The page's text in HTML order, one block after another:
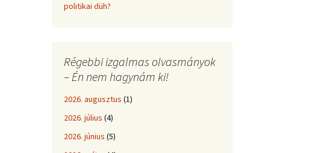
politikai düh?
Régebbi izgalmas olvasmányok
– Én nem hagynám ki!
2026. augusztus (1)
2026. július (4)
2026. június (5)